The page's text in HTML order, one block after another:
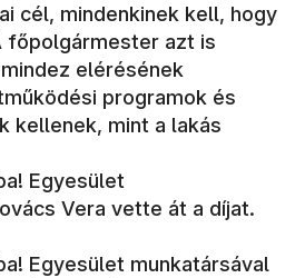
cél, mindenkinek kell, hogy
főpolgármester azt is
elérésének
programok és
kellenek, mint a lakás
Egyesület
Vera vette át a díjat.
Egyesület munkatársával